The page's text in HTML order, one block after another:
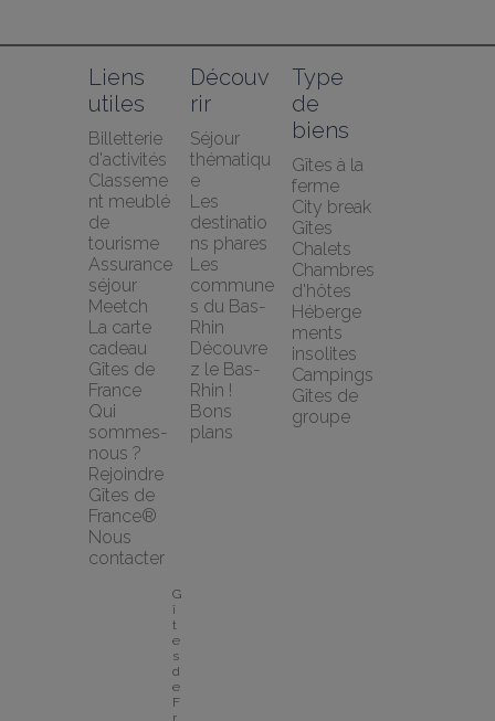
Liens
utiles
Billetterie
d'activités
Classeme
nt meublé
de
tourisme
Assurance
séjour
Meetch
La carte
cadeau
Gîtes de
France
Qui
sommes-
nous ?
Rejoindre
Gîtes de
France®
Nous
contacter
Découv
rir
Séjour
thématiqu
e
Les
destinatio
ns phares
Les
commune
s du Bas-
Rhin
Découvre
z le Bas-
Rhin !
Bons
plans
Type
de
biens
Gîtes à la
ferme
City break
Gîtes
Chalets
Chambres
d'hôtes
Héberge
ments
insolites
Campings
Gîtes de
groupe
G
î
t
e
s
d
e
F
r